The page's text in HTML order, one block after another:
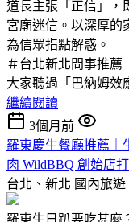
道長主張「正信」，
宮廟迷信。以深厚的
為信眾指點解惑。
＃台北新北問事推薦
大家聽過「巴納姆效
繼續閱讀
3個月前
羅東慶生餐廳推薦｜
肉 WildBBQ 創始店
台北、新北 國內旅遊
羅東生日趴要吃甚麼